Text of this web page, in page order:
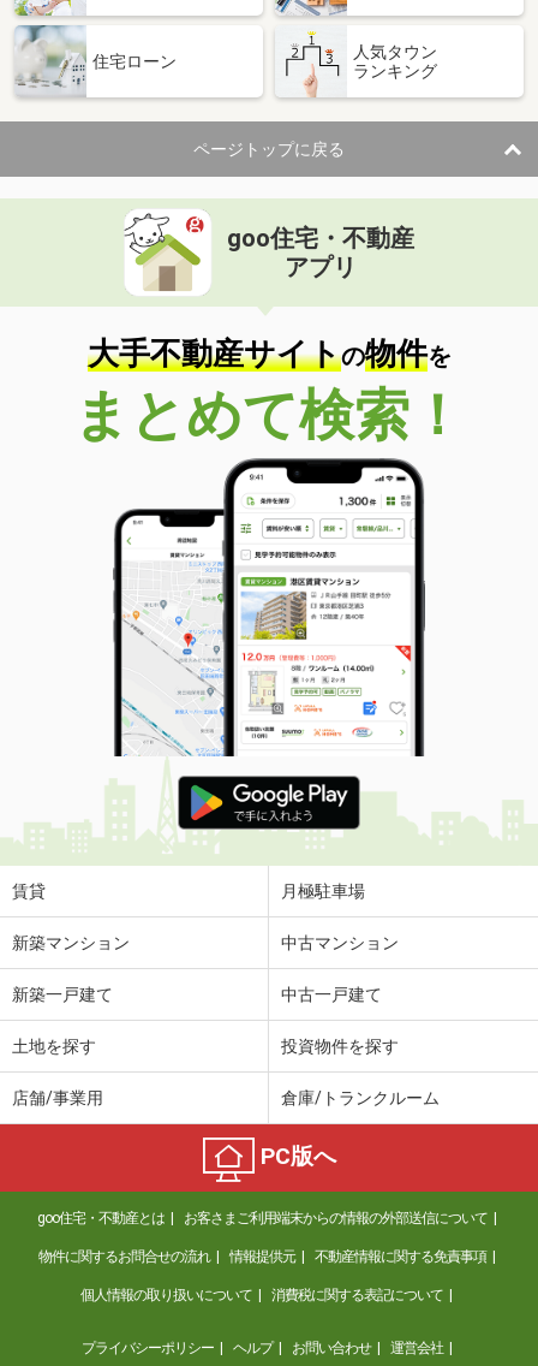
住宅ローン
人気タウン
ランキング
ページトップに戻る
goo住宅・不動産
アプリ
大手不動産サイトの物件を
まとめて検索！
賃貸 月極駐車場
新築マンション 中古マンション
新築一戸建て 中古一戸建て
土地を探す 投資物件を探す
店舗/事業用 倉庫/トランクルーム
PC版へ
goo住宅・不動産とは お客さまご利用端末からの情報の外部送信について
物件に関するお問合せの流れ 情報提供元 不動産情報に関する免責事項
個人情報の取り扱いについて 消費税に関する表記について
プライバシーポリシー ヘルプ お問い合わせ 運営会社